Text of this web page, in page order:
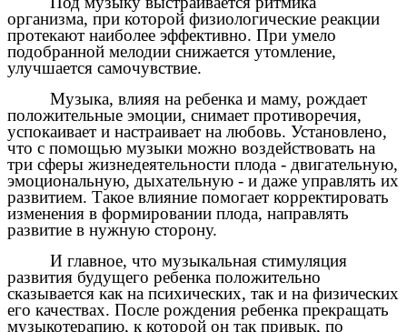
организма, при которой физиологические реакции
протекают наиболее эффективно. При умело
подобранной мелодии снижается утомление,
улучшается самочувствие.
Музыка, влияя на ребенка и маму, рождает
положительные эмоции, снимает противоречия,
успокаивает и настраивает на любовь. Установлено,
что с помощью музыки можно воздействовать на
три сферы жизнедеятельности плода - двигательную,
эмоциональную, дыхательную - и даже управлять их
развитием. Такое влияние помогает корректировать
изменения в формировании плода, направлять
развитие в нужную сторону.
И главное, что музыкальная стимуляция
развития будущего ребенка положительно
сказывается как на психических, так и на физических
его качествах. После рождения ребенка прекращать
музыкотерапию, к которой он так привык, по